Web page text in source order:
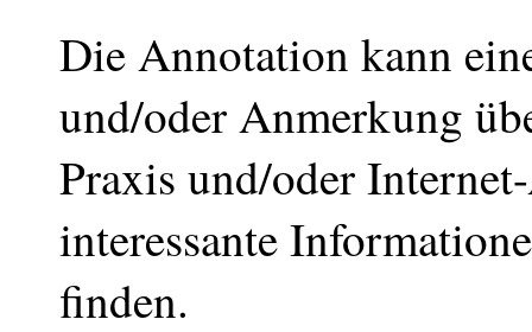
Die Annotation kann
und/oder Anmerkung
Praxis und/oder
interessante
finden.